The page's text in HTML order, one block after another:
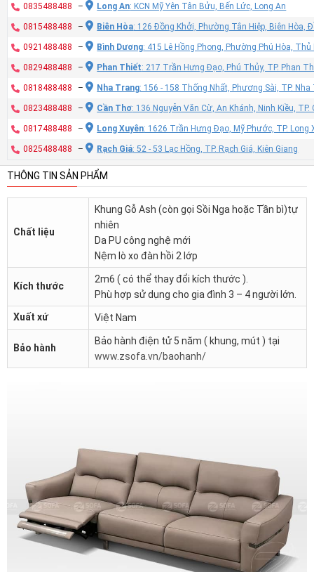
0835488488 – Long An: KCN Mỹ Yên Tân Bửu, Bến Lức, Long An
0815488488 – Biên Hòa: 126 Đồng Khởi, Phường Tân Hiệp, Biên Hòa,
0921488488 – Bình Dương: 415 Lê Hồng Phong, Phường Phú Hòa,
0829488488 – Phan Thiết: 217 Trần Hưng Đạo, Phú Thủy, TP. Phan
0818488488 – Nha Trang: 156 - 158 Thống Nhất, Phương Sài, TP.
0823488488 – Cần Thơ: 136 Nguyễn Văn Cừ, An Khánh, Ninh Kiều,
0817488488 – Long Xuyên: 1626 Trần Hưng Đạo, Mỹ Phước, TP. Long
0825488488 – Rạch Giá: 52 - 53 Lạc Hồng, TP. Rạch Giá, Kiên Giang
THÔNG TIN SẢN PHẨM
Chất liệu
Khung Gỗ Ash (còn gọi Sồi Nga hoặc Tần bì)tự
nhiên
Da PU công nghệ mới
Nệm lò xo đàn hồi 2 lớp
Kích thước
2m6 ( có thể thay đổi kích thước ).
Phù hợp sử dụng cho gia đình 3 – 4 người lớn.
Xuất xứ
Việt Nam
Bảo hành
Bảo hành điện tử 5 năm ( khung, mút ) tại
www.zsofa.vn/baohanh/